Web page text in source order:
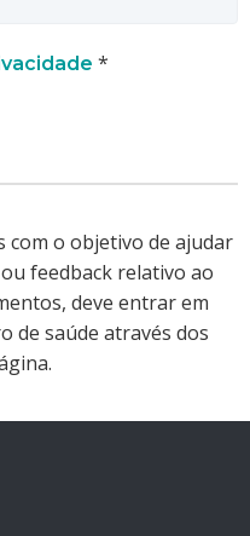
*
com o objetivo de ajudar
feedback relativo ao
deve entrar em
de saúde através dos